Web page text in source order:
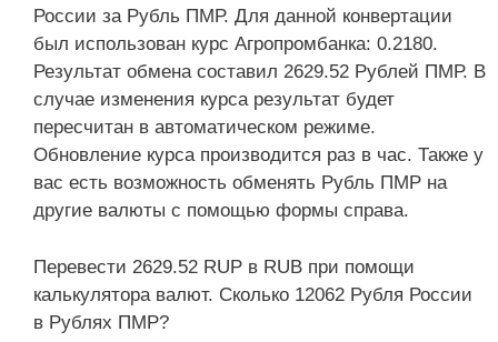
России за Рубль ПМР. Для данной конвертации
был использован курс Агропромбанка: 0.2180.
Результат обмена составил 2629.52 Рублей ПМР. В
случае изменения курса результат будет
пересчитан в автоматическом режиме.
Обновление курса производится раз в час. Также у
вас есть возможность обменять Рубль ПМР на
другие валюты с помощью формы справа.
Перевести 2629.52 RUP в RUB при помощи
калькулятора валют. Сколько 12062 Рубля России
в Рублях ПМР?